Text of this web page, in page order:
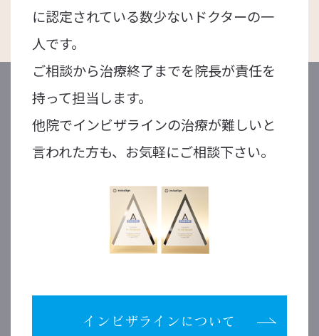
に認定されている数少ないドクターの一
人です。
ご相談から治療終了までを院長が責任を
持って担当します。
他院でインビザラインの治療が難しいと
言われた方も、お気軽にご相談下さい。
インビザラインについて